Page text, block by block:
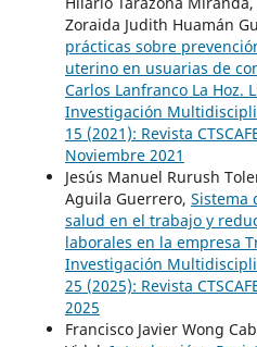
Zoraida Judith Huamán
prácticas sobre
uterino en usuarias de
Carlos Lanfranco La Hoz.
Investigación
15 (2021): Revista
Noviembre 2021
Jesús Manuel Rurush
Aguila Guerrero, Sistema
salud en el trabajo y
laborales en la empresa
Investigación
25 (2025): Revista
2025
Francisco Javier Wong